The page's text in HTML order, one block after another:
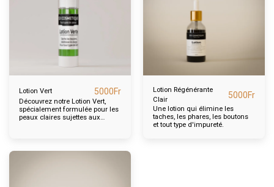
Lotion Vert 5000Fr
Découvrez notre Lotion Vert,
spécialement formulée pour les
peaux claires sujettes aux
Lotion Régénérante
Clair
5000Fr
Une lotion qui élimine les
taches, les phares, les boutons
et tout type d'impureté.